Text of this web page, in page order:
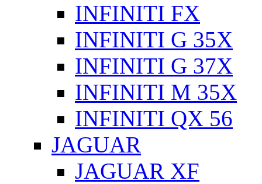
INFINITI FX
INFINITI G 35X
INFINITI G 37X
INFINITI M 35X
INFINITI QX 56
JAGUAR
JAGUAR XF